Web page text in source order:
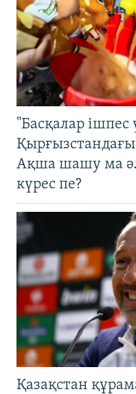
"Басқалар ішпес
Қырғызстандағы
Ақша шашу ма
күрес пе?
Қазақстан